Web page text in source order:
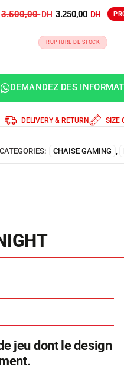
3.500,00
RUPTURE DE STOCK
DEMANDEZ DES
DELIVERY & RETURN SIZE
CATEGORIES: CHAISE GAMING
jeu dont le design